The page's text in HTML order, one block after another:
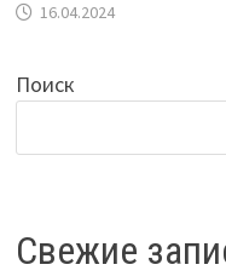
16.04.2024
Поиск
Свежие